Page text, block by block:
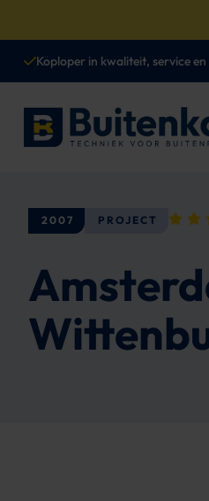
contentKoploper in kwaliteit, service en
2007 PROJECT